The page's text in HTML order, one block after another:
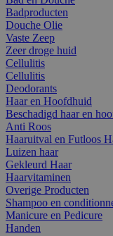
Badproducten
Douche Olie
Vaste Zeep
Zeer droge huid
Cellulitis
Cellulitis
Deodorants
Haar en Hoofdhuid
Beschadigd haar en
Anti Roos
Haaruitval en Futloos
Luizen haar
Gekleurd Haar
Haarvitaminen
Overige Producten
Shampoo en
Manicure en Pedicure
Handen